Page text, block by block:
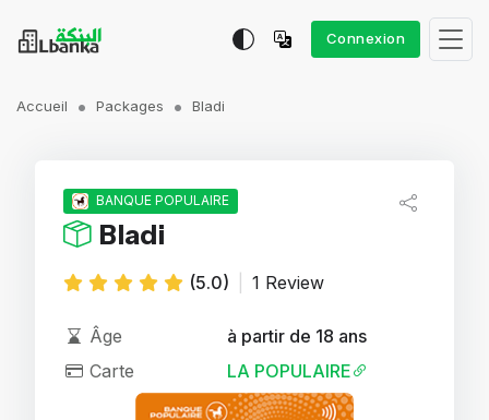
Connexion
Accueil Packages Bladi
BANQUE POPULAIRE
Bladi
(5.0) 1 Review
Âge
à partir de 18 ans
Carte
LA POPULAIRE